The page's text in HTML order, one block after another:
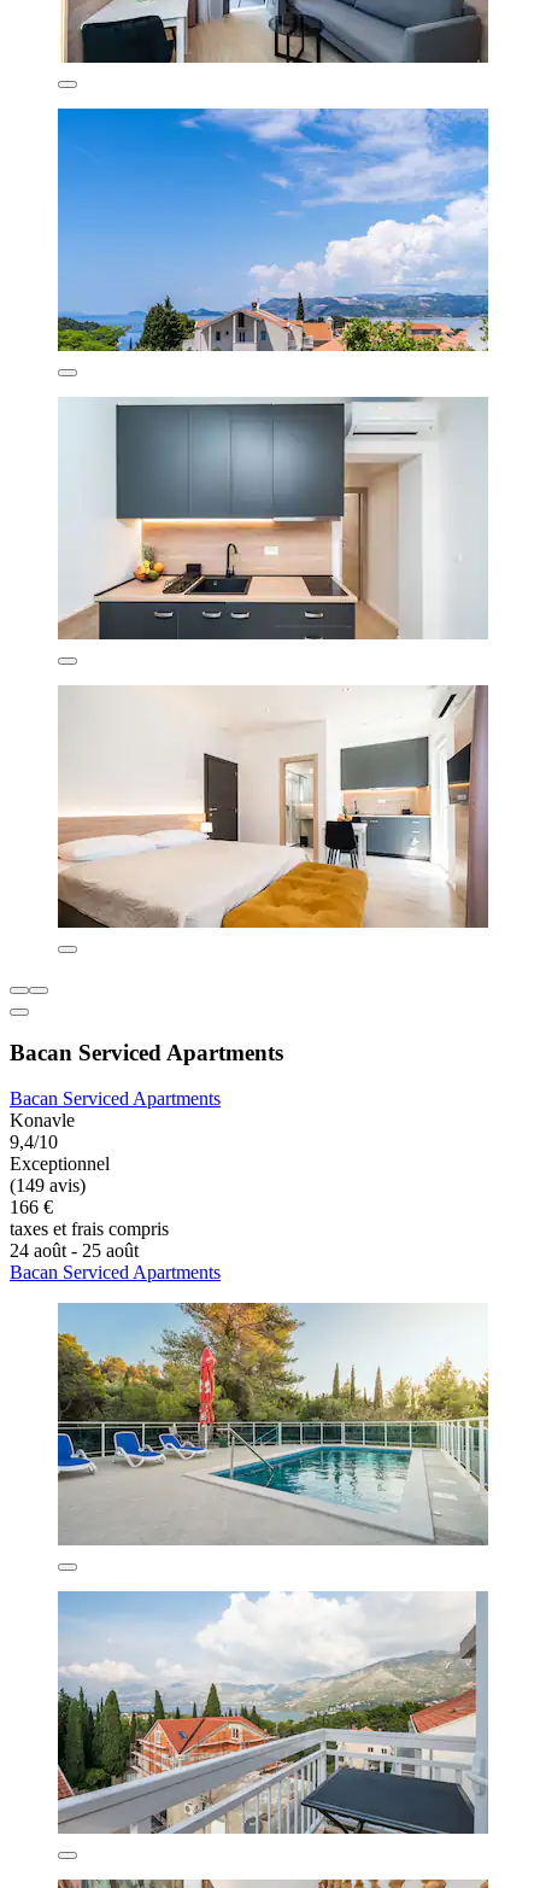
Bacan Serviced Apartments
Bacan Serviced Apartments
Konavle
9,4/10
Exceptionnel
(149 avis)
166 €
taxes et frais compris
24 août - 25 août
Bacan Serviced Apartments